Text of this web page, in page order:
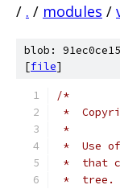
/ . / modules /
blob:
[file]
/*
*
*
*  Use
*  that
*  tree.